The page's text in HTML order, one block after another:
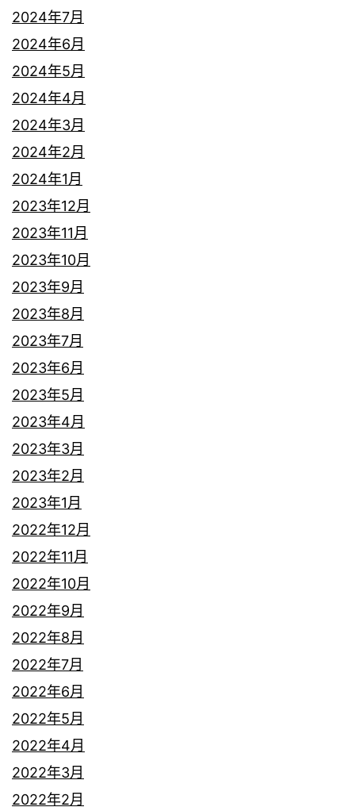
2024年7月
2024年6月
2024年5月
2024年4月
2024年3月
2024年2月
2024年1月
2023年12月
2023年11月
2023年10月
2023年9月
2023年8月
2023年7月
2023年6月
2023年5月
2023年4月
2023年3月
2023年2月
2023年1月
2022年12月
2022年11月
2022年10月
2022年9月
2022年8月
2022年7月
2022年6月
2022年5月
2022年4月
2022年3月
2022年2月